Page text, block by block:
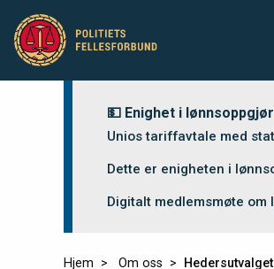
💵 Enighet i
Unios tariffavtale med
Dette er enigheten i
Digitalt medlemsmøte om
Hjem Om oss Hedersutvalget